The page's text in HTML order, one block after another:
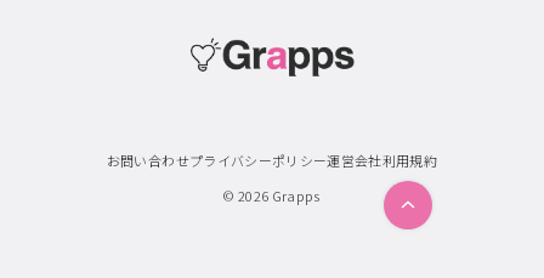
お問い合わせプライバシーポリシー運営会社利用規約
© 2026 Grapps